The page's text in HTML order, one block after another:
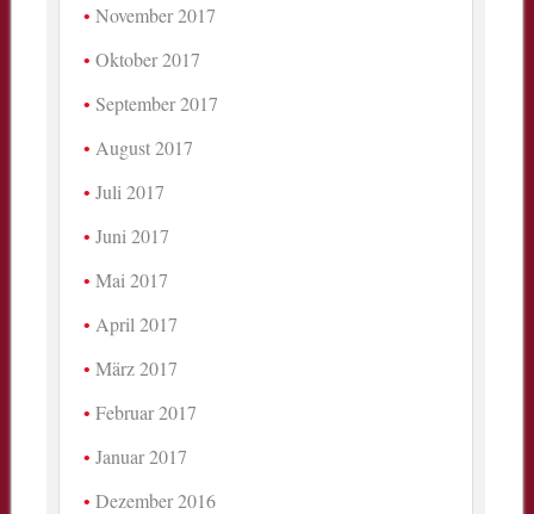
November 2017
Oktober 2017
September 2017
August 2017
Juli 2017
Juni 2017
Mai 2017
April 2017
März 2017
Februar 2017
Januar 2017
Dezember 2016